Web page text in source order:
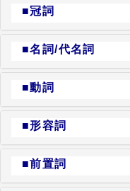
■冠詞
■名詞/代名詞
■動詞
■形容詞
■前置詞